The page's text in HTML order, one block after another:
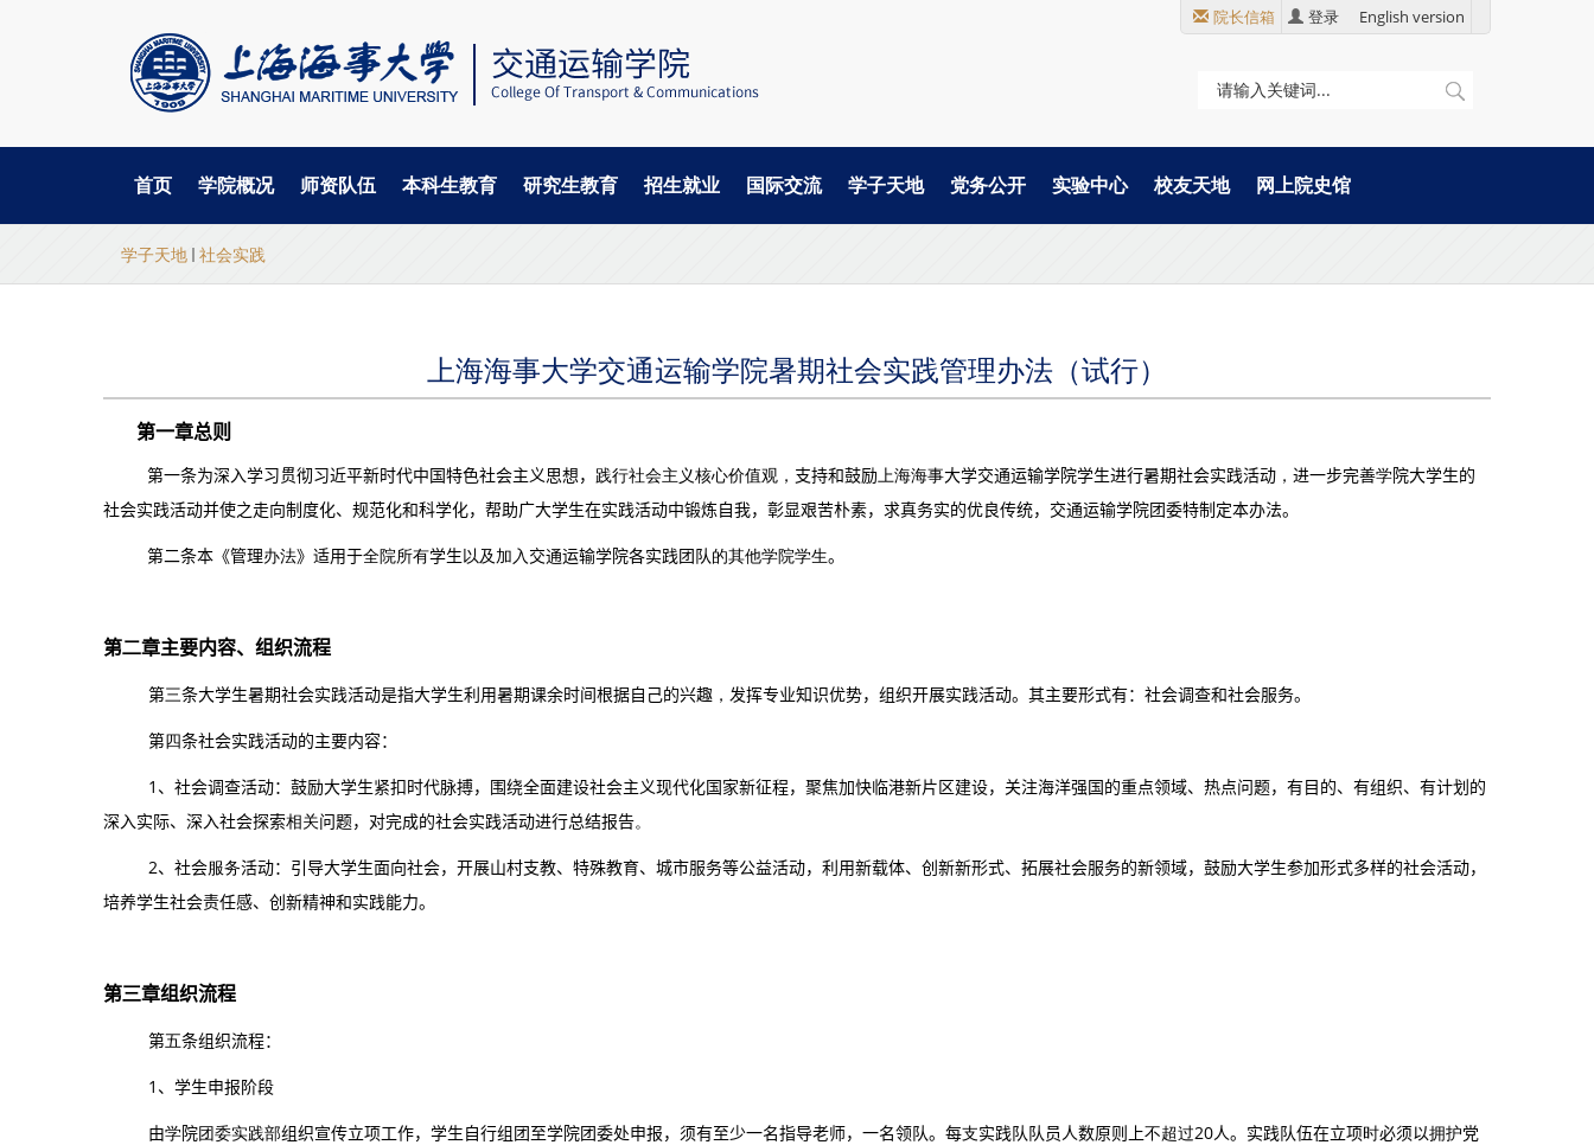
到
院长信箱 登录 English version
首页 学院概况 师资队伍 本科生教育 研究生教育 招生就业 国际交流 学子天地 党务公开 实验中心 校友天地 网上院史馆
当
前
学子天地 社会实践
上海海事大学交通运输学院暑期社会实践管理办法（试行）
第一章总则
第一条为深入学习贯彻习近平新时代中国特色社会主义思想， 践行社会主义核心价值观， 支持和鼓励上海海事大学交通运输学院学生进行暑期社会实践活动 ， 进一步完善学院大学生的
社会实践活动并使之走向制度化、规范化和科学化，帮助广大学生在实践活动中锻炼自我，彰显艰苦朴素，求真务实的优良传统，交通运输学院团委特制定本办法。
第二条本《管理办法》适用于全院所有学生以及加入交通运输学院各实践团队的其他学院学生。
第二章主要内容、组织流程
第三条大学生暑期社会实践活动是指大学生利用暑期课余时间根据自己的兴趣 ， 发挥专业知识优势，组织开展实践活动。其主要形式有：社会调查和社会服务。
第四条社会实践活动的主要内容：
1、社会调查活动：鼓励大学生紧扣时代脉搏，围绕全面建设社会主义现代化国家新征程，聚焦加快临港新片区建设，关注海洋强国的重点领域、热点问题， 有目的、有组织、有计划的
深入实际、深入社会探索相关问题，对完成的社会实践活动进行总结报告。
2、社会服务活动：引导大学生面向社会，开展山村支教、特殊教育、城市服务等公益活动，利用新载体、创新新形式、拓展社会服务的新领域，鼓励大学生参加形式多样的社会活动，
培养学生社会责任感、创新精神和实践能力。
第三章组织流程
第五条组织流程：
1、学生申报阶段
由学院团委实践部组织宣传立项工作，学生自行组团至学院团委处申报，须有至少一名指导老师，一名领队。每支实践队队员人数原则上不超过20人。实践队伍在立项时必须以拥护党